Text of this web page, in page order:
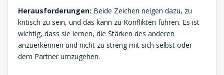
Herausforderungen: Beide Zeichen neigen dazu, zu
kritisch zu sein, und das kann zu Konflikten führen. Es ist
wichtig, dass sie lernen, die Stärken des anderen
anzuerkennen und nicht zu streng mit sich selbst oder
dem Partner umzugehen.